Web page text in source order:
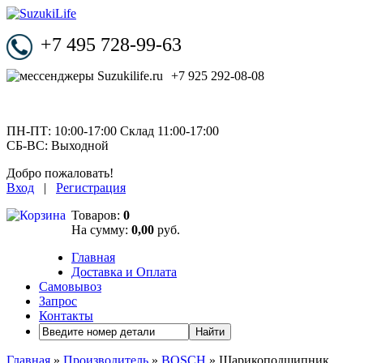
+7 495 728-99-63
+7 925 292-08-08
ПН-ПТ: 10:00-17:00 Склад 11:00-17:00
СБ-ВС: Выходной
Добро пожаловать!
Вход | Регистрация
Товаров: 0
На сумму: 0,00 руб.
Главная
Доставка и Оплата
Самовывоз
Запрос
Контакты
Найти
Главная » Производитель » BOSCH » Шарикоподшипник